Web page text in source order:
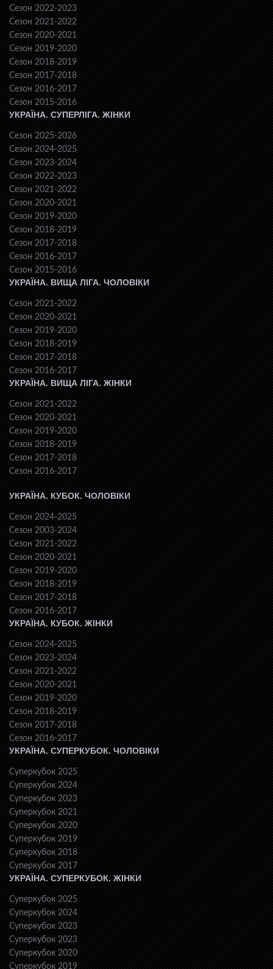
Сезон 2022-2023
Сезон 2021-2022
Сезон 2020-2021
Сезон 2019-2020
Сезон 2018-2019
Сезон 2017-2018
Сезон 2016-2017
Сезон 2015-2016
УКРАЇНА. СУПЕРЛІГА. ЖІНКИ
Сезон 2025-2026
Сезон 2024-2025
Сезон 2023-2024
Сезон 2022-2023
Сезон 2021-2022
Сезон 2020-2021
Сезон 2019-2020
Сезон 2018-2019
Сезон 2017-2018
Сезон 2016-2017
Сезон 2015-2016
УКРАЇНА. ВИЩА ЛІГА. ЧОЛОВІКИ
Сезон 2021-2022
Сезон 2020-2021
Сезон 2019-2020
Сезон 2018-2019
Сезон 2017-2018
Сезон 2016-2017
УКРАЇНА. ВИЩА ЛІГА. ЖІНКИ
Сезон 2021-2022
Сезон 2020-2021
Сезон 2019-2020
Сезон 2018-2019
Сезон 2017-2018
Сезон 2016-2017
УКРАЇНА. КУБОК. ЧОЛОВІКИ
Сезон 2024-2025
Сезон 2003-2024
Сезон 2021-2022
Сезон 2020-2021
Сезон 2019-2020
Сезон 2018-2019
Сезон 2017-2018
Сезон 2016-2017
УКРАЇНА. КУБОК. ЖІНКИ
Сезон 2024-2025
Сезон 2023-2024
Сезон 2021-2022
Сезон 2020-2021
Сезон 2019-2020
Сезон 2018-2019
Сезон 2017-2018
Сезон 2016-2017
УКРАЇНА. СУПЕРКУБОК. ЧОЛОВІКИ
Суперкубок 2025
Суперкубок 2024
Суперкубок 2023
Суперкубок 2021
Суперкубок 2020
Суперкубок 2019
Суперкубок 2018
Суперкубок 2017
УКРАЇНА. СУПЕРКУБОК. ЖІНКИ
Суперкубок 2025
Суперкубок 2024
Суперкубок 2023
Суперкубок 2023
Суперкубок 2020
Суперкубок 2019